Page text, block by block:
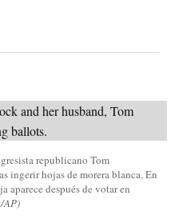
republicano Tom
ingerir hojas de morera blanca. En
aparece después de votar en
AP)